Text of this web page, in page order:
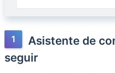
Asistente de
seguir